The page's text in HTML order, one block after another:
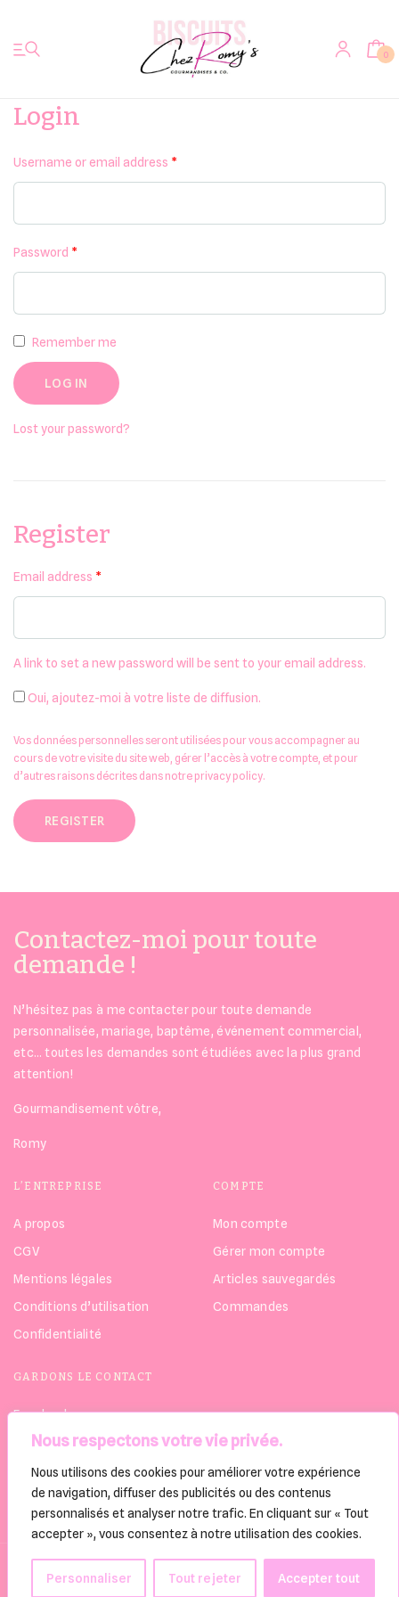
Nous respectons votre vie privée.
Nous utilisons des cookies pour améliorer votre expérience
de navigation, diffuser des publicités ou des contenus
personnalisés et analyser notre trafic. En cliquant sur « Tout
accepter », vous consentez à notre utilisation des cookies.
Personnaliser Tout rejeter Accepter tout
0
Login
Username or email address *
Password *
Remember me
LOG IN
Lost your password?
Register
Email address *
A link to set a new password will be sent to your email address.
Oui, ajoutez-moi à votre liste de diffusion.
Vos données personnelles seront utilisées pour vous accompagner au
cours de votre visite du site web, gérer l’accès à votre compte, et pour
d’autres raisons décrites dans notre privacy policy.
REGISTER
Contactez-moi pour toute
demande !
N’hésitez pas à me contacter pour toute demande
personnalisée, mariage, baptême, événement commercial,
etc… toutes les demandes sont étudiées avec la plus grand
attention!
Gourmandisement vôtre,
Romy
L’ENTREPRISE
A propos
CGV
Mentions légales
Conditions d’utilisation
Confidentialité
COMPTE
Mon compte
Gérer mon compte
Articles sauvegardés
Commandes
GARDONS LE CONTACT
Facebook
Instagram
Linkedin
Copyright © 2022 @Thomas D
Made with love by Thomas D
Accueil
Votre photo sur biscuit
Bredeles Alsaciens
Autres douceurs
Contact
Articles sauvegardés
Commandes